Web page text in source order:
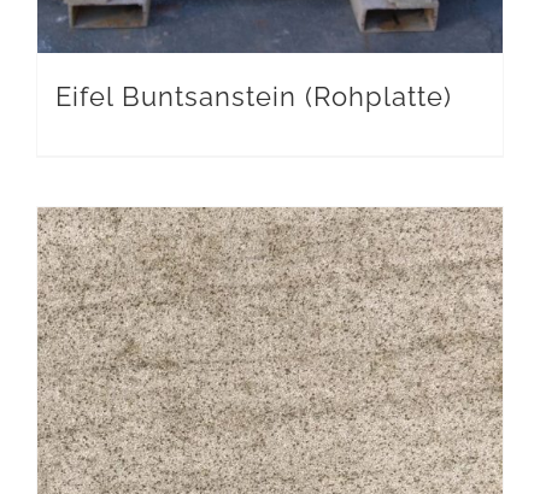
Eifel Buntsanstein (Rohplatte)